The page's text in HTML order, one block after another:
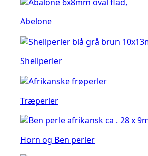
Abelone
Shellperler
Træperler
Horn og Ben perler